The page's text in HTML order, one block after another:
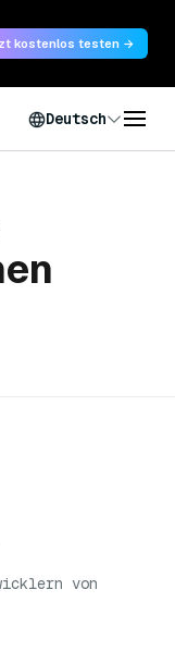
kostenlos testen →
Deutsch
von